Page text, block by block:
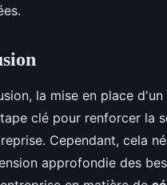
la mise en place d'un
clé pour renforcer la
Cependant, cela
approfondie des